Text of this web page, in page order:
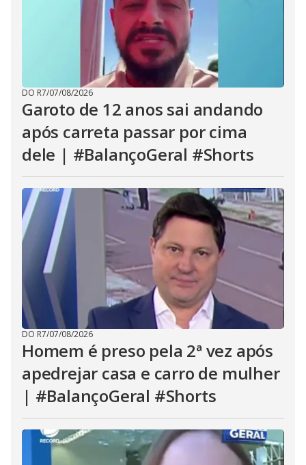
DO R7/07/08/2026
Garoto de 12 anos sai andando
após carreta passar por cima
dele | #BalançoGeral #Shorts
DO R7/07/08/2026
Homem é preso pela 2ª vez após
apedrejar casa e carro de mulher
| #BalançoGeral #Shorts